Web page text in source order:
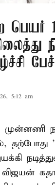
5:12 am
முன்னணி
தற்போது
விஜயன்